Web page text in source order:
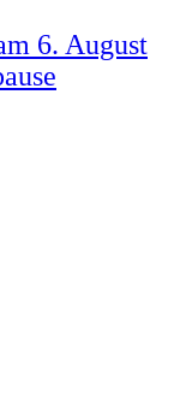
6. August